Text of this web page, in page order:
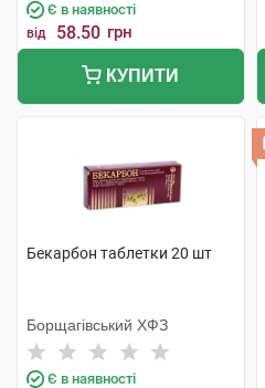
Є в наявності
від 58.50 грн
КУПИТИ
Бекарбон таблетки 20 шт
Борщагівський ХФЗ
Є в наявності